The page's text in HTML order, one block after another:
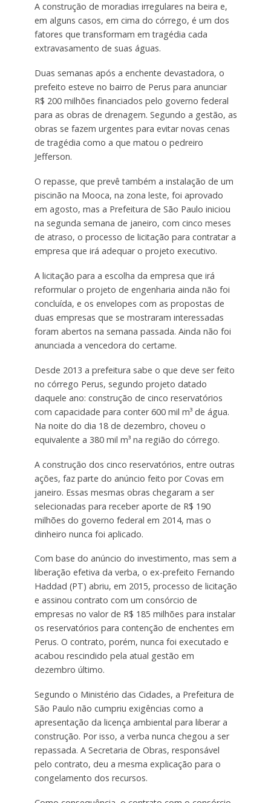
A construção de moradias irregulares na beira e,
em alguns casos, em cima do córrego, é um dos
fatores que transformam em tragédia cada
extravasamento de suas águas.
Duas semanas após a enchente devastadora, o
prefeito esteve no bairro de Perus para anunciar
R$ 200 milhões financiados pelo governo federal
para as obras de drenagem. Segundo a gestão, as
obras se fazem urgentes para evitar novas cenas
de tragédia como a que matou o pedreiro
Jefferson.
O repasse, que prevê também a instalação de um
piscinão na Mooca, na zona leste, foi aprovado
em agosto, mas a Prefeitura de São Paulo iniciou
na segunda semana de janeiro, com cinco meses
de atraso, o processo de licitação para contratar a
empresa que irá adequar o projeto executivo.
A licitação para a escolha da empresa que irá
reformular o projeto de engenharia ainda não foi
concluída, e os envelopes com as propostas de
duas empresas que se mostraram interessadas
foram abertos na semana passada. Ainda não foi
anunciada a vencedora do certame.
Desde 2013 a prefeitura sabe o que deve ser feito
no córrego Perus, segundo projeto datado
daquele ano: construção de cinco reservatórios
com capacidade para conter 600 mil m³ de água.
Na noite do dia 18 de dezembro, choveu o
equivalente a 380 mil m³ na região do córrego.
A construção dos cinco reservatórios, entre outras
ações, faz parte do anúncio feito por Covas em
janeiro. Essas mesmas obras chegaram a ser
selecionadas para receber aporte de R$ 190
milhões do governo federal em 2014, mas o
dinheiro nunca foi aplicado.
Com base do anúncio do investimento, mas sem a
liberação efetiva da verba, o ex-prefeito Fernando
Haddad (PT) abriu, em 2015, processo de licitação
e assinou contrato com um consórcio de
empresas no valor de R$ 185 milhões para instalar
os reservatórios para contenção de enchentes em
Perus. O contrato, porém, nunca foi executado e
acabou rescindido pela atual gestão em
dezembro último.
Segundo o Ministério das Cidades, a Prefeitura de
São Paulo não cumpriu exigências como a
apresentação da licença ambiental para liberar a
construção. Por isso, a verba nunca chegou a ser
repassada. A Secretaria de Obras, responsável
pelo contrato, deu a mesma explicação para o
congelamento dos recursos.